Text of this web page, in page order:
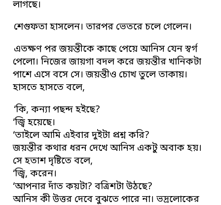
লাগছে।
শেগুফতা হাসলেন। তারপর ভেতরে চলে গেলেন।
এতক্ষণ পর জয়ন্তীকে কাছে পেয়ে আনিস যেন স্বর্গ
পেলো। নিজের জায়গা বদল করে জয়ন্তীর খানিকটা
পাশে এসে বসে সে। জয়ন্তীও চোখ তুলে তাকায়।
হাসতে হাসতে বলে,
‘কি, কন্যা পছন্দ হইছে?
‘জ্বি হয়েছে।
‘তাইলে আমি এইবার দুইটা প্রশ্ন করি?
জয়ন্তীর কথার ধরন দেখে আনিস একটু অবাক হয়।
সে হতাশ দৃষ্টিতে বলে,
‘জ্বি, করেন।
‘আপনার দাঁত কয়টা? বত্রিশটা উঠছে?
আনিস কী উত্তর দেবে বুঝতে পারে না। ভদ্রলোকের